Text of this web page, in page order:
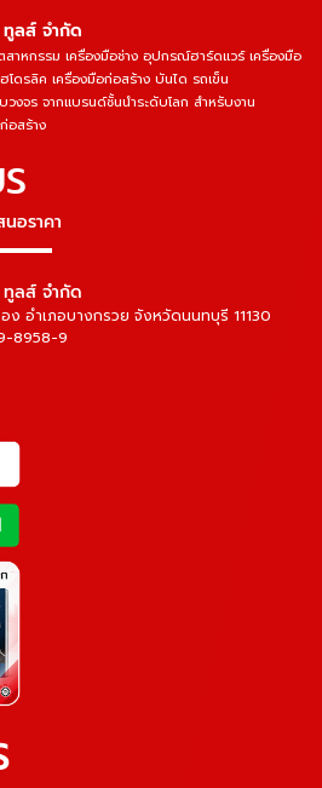
ลส์ จำกัด
สาหกรรม เครื่องมือช่าง อุปกรณ์ฮาร์ดแวร์ เครื่องมือ
โดรลิค เครื่องมือก่อสร้าง บันได รถเข็น
งจร จากแบรนด์ชั้นนำระดับโลก สำหรับงาน
อสร้าง
อราคา
ลส์ จำกัด
อำเภอบางกรวย จังหวัดนนทบุรี 11130
8958-9